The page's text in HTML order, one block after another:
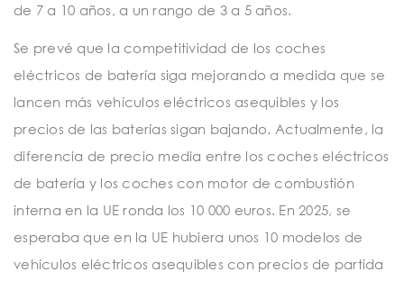
de 7 a 10 años, a un rango de 3 a 5 años.
Se prevé que la competitividad de los coches
eléctricos de batería siga mejorando a medida que se
lancen más vehículos eléctricos asequibles y los
precios de las baterías sigan bajando. Actualmente, la
diferencia de precio media entre los coches eléctricos
de batería y los coches con motor de combustión
interna en la UE ronda los 10 000 euros. En 2025, se
esperaba que en la UE hubiera unos 10 modelos de
vehículos eléctricos asequibles con precios de partida